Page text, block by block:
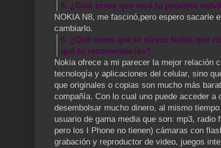
5. ¿Cual crees que será tu próximo
NOKIA N8, me fascinó,pero espero sacarle
cambiarlo.
6. ¿Qué crees que te ofrece Nokia que
qué lo recomendarías?.
Nokia ofrece a mi parecer la mejor relación
tecnología y aplicaciones del celular, sino
que originales o copias son mucho más
compañía. Con lo cual uno puede acceder a
desembolsar mucho dinero, al mismo
usuario de gama media que son: mp3,
pero los I Phone no tienen) cámaras con
grabación y reproductor de video, juegos